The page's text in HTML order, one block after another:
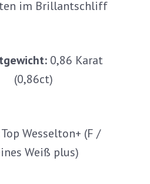
im Brillantschliff
0,86 Karat
(0,86ct)
Wesselton+ (F /
Weiß plus)